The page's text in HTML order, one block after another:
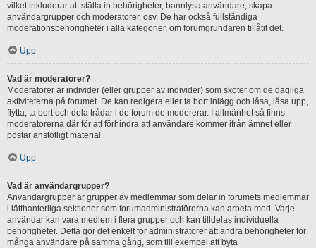
vilket inkluderar att ställa in behörigheter, bannlysa användare, skapa
användargrupper och moderatorer, osv. De har också fullständiga
moderationsbehörigheter i alla kategorier, om forumgrundaren tillåtit det.
Upp
Vad är moderatorer?
Moderatorer är individer (eller grupper av individer) som sköter om de dagliga
aktiviteterna på forumet. De kan redigera eller ta bort inlägg och låsa, låsa upp,
flytta, ta bort och dela trådar i de forum de modererar. I allmänhet så finns
moderatorerna där för att förhindra att användare kommer ifrån ämnet eller
postar anstötligt material.
Upp
Vad är användargrupper?
Användargrupper är grupper av medlemmar som delar in forumets medlemmar
i lätthanterliga sektioner som forumadministratörerna kan arbeta med. Varje
användar kan vara medlem i flera grupper och kan tilldelas individuella
behörigheter. Detta gör det enkelt för administratörer att ändra behörigheter för
många användare på samma gång, som till exempel att byta